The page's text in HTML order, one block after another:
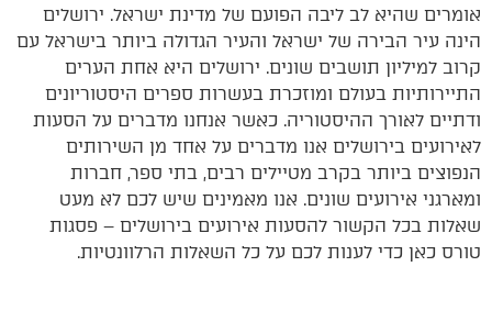
אומרים שהיא לב ליבה הפועם של מדינת ישראל. ירושלים
הינה עיר הבירה של ישראל והעיר הגדולה ביותר בישראל עם
קרוב למיליון תושבים שונים. ירושלים היא אחת הערים
התיירותיות בעולם ומוזכרת בעשרות ספרים היסטוריונים
ודתיים לאורך ההיסטוריה. כאשר אנחנו מדברים על הסעות
לאירועים בירושלים אנו מדברים על אחד מן השירותים
הנפוצים ביותר בקרב מטיילים רבים, בתי ספר, חברות
ומארגני אירועים שונים. אנו מאמינים שיש לכם לא מעט
שאלות בכל הקשור להסעות אירועים בירושלים – פסגות
טורס כאן כדי לענות לכם על כל השאלות הרלוונטיות.